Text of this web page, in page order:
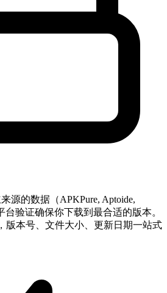
源的数据（APKPure, Aptoide,
台验证确保你下载到最合适的版本。
版本号、文件大小、更新日期一站式